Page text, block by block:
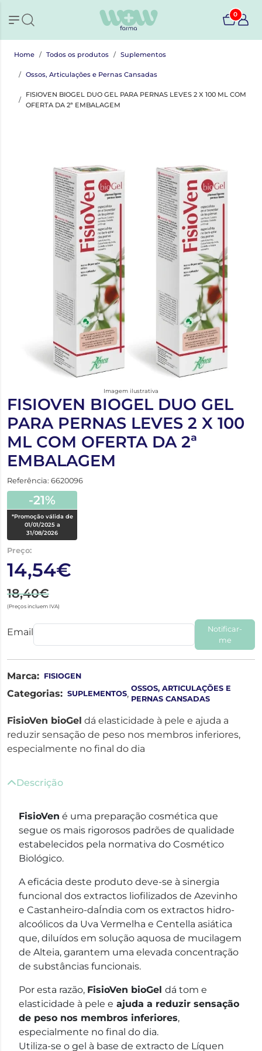
0
Home Todos os produtos Suplementos
Ossos, Articulações e Pernas Cansadas
FISIOVEN BIOGEL DUO GEL PARA PERNAS LEVES 2 X 100 ML COM
OFERTA DA 2ª EMBALAGEM
Imagem ilustrativa
FISIOVEN BIOGEL DUO GEL
PARA PERNAS LEVES 2 X 100
ML COM OFERTA DA 2ª
EMBALAGEM
Referência: 6620096
-21%
*Promoção válida de
01/01/2025 a
31/08/2026
Preço:
14,54€
18,40€
(Preços incluem IVA)
Email
Notificar-
me
Marca: FISIOGEN
Categorias: SUPLEMENTOS, OSSOS, ARTICULAÇÕES E
PERNAS CANSADAS
FisioVen bioGel dá elasticidade à pele e ajuda a
reduzir sensação de peso nos membros inferiores,
especialmente no final do dia
Descrição
FisioVen é uma preparação cosmética que
segue os mais rigorosos padrões de qualidade
estabelecidos pela normativa do Cosmético
Biológico.
A eficácia deste produto deve-se à sinergia
funcional dos extractos liofilizados de Azevinho
e Castanheiro-daÍndia com os extractos hidro-
alcoólicos da Uva Vermelha e Centella asiática
que, diluídos em solução aquosa de mucilagem
de Alteia, garantem uma elevada concentração
de substâncias funcionais.
Por esta razão, FisioVen bioGel dá tom e
elasticidade à pele e ajuda a reduzir sensação
de peso nos membros inferiores,
especialmente no final do dia.
Utiliza-se o gel à base de extracto de Líquen